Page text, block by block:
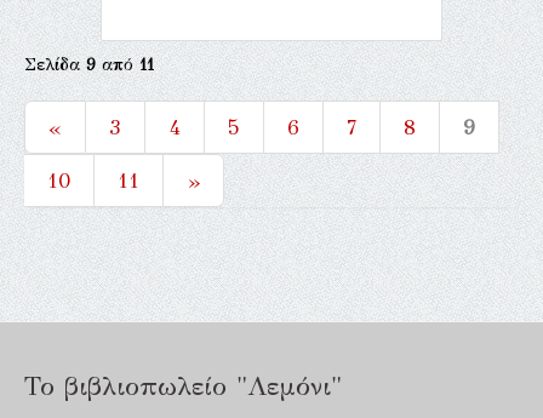
Σελίδα9από11
« 3 4 5 6 7 8
9
10
11 »
Το βιβλιοπωλείο "Λεμόνι"